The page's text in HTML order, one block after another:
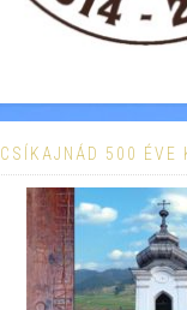
CSÍKAJNÁD 500 ÉVE